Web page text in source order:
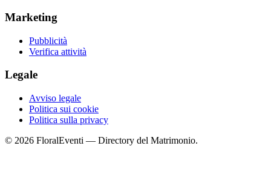
Marketing
Pubblicità
Verifica attività
Legale
Avviso legale
Politica sui cookie
Politica sulla privacy
© 2026 FloralEventi — Directory del Matrimonio.